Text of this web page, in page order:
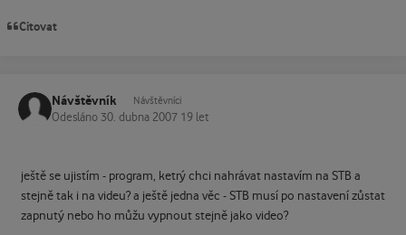
Citovat
Návštěvník Návštěvníci
Odesláno 30. dubna 2007 19 let
ještě se ujistím - program, ketrý chci nahrávat nastavím na STB a
stejně tak i na videu? a ještě jedna věc - STB musí po nastavení zůstat
zapnutý nebo ho můžu vypnout stejně jako video?